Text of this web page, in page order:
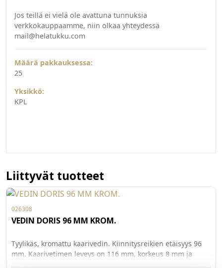
Jos teillä ei vielä ole avattuna tunnuksia
verkkokauppaamme, niin olkaa yhteydessä
mail@helatukku.com
Määrä pakkauksessa:
25
Yksikkö:
KPL
Liittyvät tuotteet
026308
VEDIN DORIS 96 MM KROM.
Tyylikäs, kromattu kaarivedin. Kiinnitysreikien etäisyys 96
mm. Kaarivetimen leveys on 116 mm, korkeus 8 mm ja